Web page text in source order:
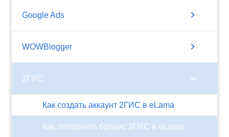
Google Ads chevron_right
WOWBlogger chevron_right
2ГИС chevron_right
Как создать аккаунт 2ГИС в eLama
Как пополнить баланс 2ГИС в eLama